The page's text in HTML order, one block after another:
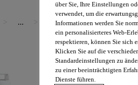
... Sika AnchorFix®-3030
über Sie, Ihre Einstellungen
verwendet, um die
Informationen werden Sie
ein personalisierteres Web-
respektieren, können Sie sich
Klicken Sie auf die
Standardeinstellungen zu
zu einer beeinträchtigten
Dienste führen.